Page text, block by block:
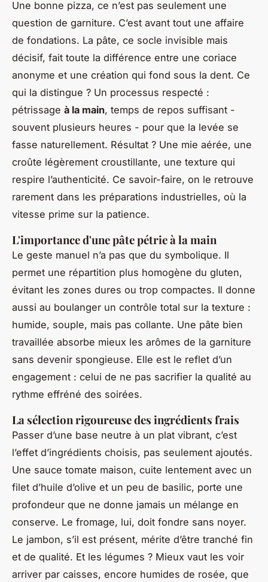
Une bonne pizza, ce n’est pas seulement une
question de garniture. C’est avant tout une affaire
de fondations. La pâte, ce socle invisible mais
décisif, fait toute la différence entre une coriace
anonyme et une création qui fond sous la dent. Ce
qui la distingue ? Un processus respecté :
pétrissage à la main, temps de repos suffisant -
souvent plusieurs heures - pour que la levée se
fasse naturellement. Résultat ? Une mie aérée, une
croûte légèrement croustillante, une texture qui
respire l’authenticité. Ce savoir-faire, on le retrouve
rarement dans les préparations industrielles, où la
vitesse prime sur la patience.
L'importance d'une pâte pétrie à la main
Le geste manuel n’a pas que du symbolique. Il
permet une répartition plus homogène du gluten,
évitant les zones dures ou trop compactes. Il donne
aussi au boulanger un contrôle total sur la texture :
humide, souple, mais pas collante. Une pâte bien
travaillée absorbe mieux les arômes de la garniture
sans devenir spongieuse. Elle est le reflet d’un
engagement : celui de ne pas sacrifier la qualité au
rythme effréné des soirées.
La sélection rigoureuse des ingrédients frais
Passer d’une base neutre à un plat vibrant, c’est
l’effet d’ingrédients choisis, pas seulement ajoutés.
Une sauce tomate maison, cuite lentement avec un
filet d’huile d’olive et un peu de basilic, porte une
profondeur que ne donne jamais un mélange en
conserve. Le fromage, lui, doit fondre sans noyer.
Le jambon, s’il est présent, mérite d’être tranché fin
et de qualité. Et les légumes ? Mieux vaut les voir
arriver par caisses, encore humides de rosée, que